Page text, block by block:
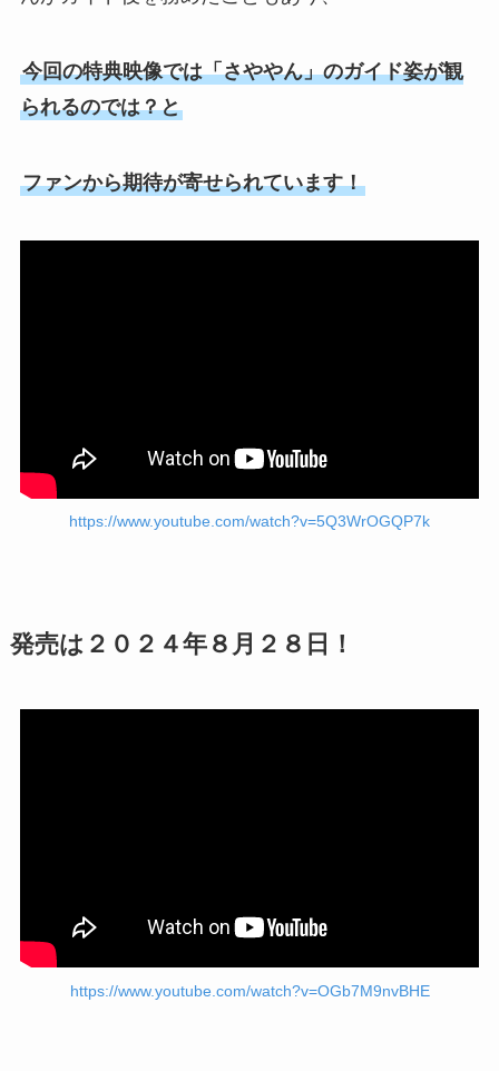
今回の特典映像では「さややん」のガイド姿が観
られるのでは？と
ファンから期待が寄せられています！
https://www.youtube.com/watch?v=5Q3WrOGQP7k
発売は２０２４年８月２８日！
https://www.youtube.com/watch?v=OGb7M9nvBHE